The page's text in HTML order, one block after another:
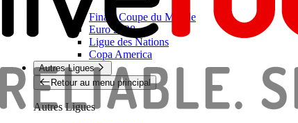
Finale Coupe du Monde
Euro 2028
Ligue des Nations
Copa America
Autres Ligues
Retour au menu principal
Autres Ligues